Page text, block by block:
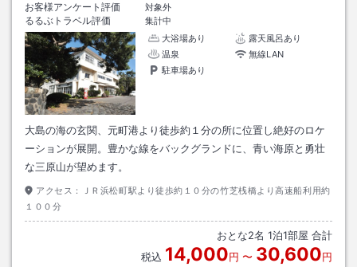
お客様アンケート評価
対象外
るるぶトラベル評価
集計中
大浴場あり
露天風呂あり
温泉
無線LAN
駐車場あり
大島の海の玄関、元町港より徒歩約１分の所に位置し絶好のロケ
ーションが展開。豊かな線をバックグランドに、青い海原と勇壮
な三原山が望めます。
アクセス：
ＪＲ浜松町駅より徒歩約１０分の竹芝桟橋より高速船利用約
１００分
おとな2名 1泊1部屋 合計
税込 14,000円 〜 30,600円